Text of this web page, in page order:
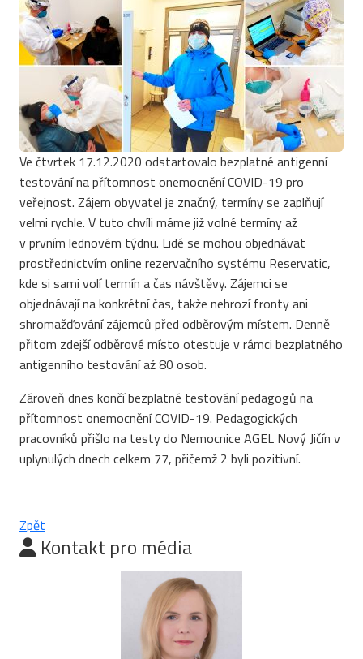
Ve čtvrtek 17.12.2020 odstartovalo bezplatné antigenní
testování na přítomnost onemocnění COVID-19 pro
veřejnost. Zájem obyvatel je značný, termíny se zaplňují
velmi rychle. V tuto chvíli máme již volné termíny až
v prvním lednovém týdnu. Lidé se mohou objednávat
prostřednictvím online rezervačního systému Reservatic,
kde si sami volí termín a čas návštěvy. Zájemci se
objednávají na konkrétní čas, takže nehrozí fronty ani
shromažďování zájemců před odběrovým místem. Denně
přitom zdejší odběrové místo otestuje v rámci bezplatného
antigenního testování až 80 osob.
Zároveň dnes končí bezplatné testování pedagogů na
přítomnost onemocnění COVID-19. Pedagogických
pracovníků přišlo na testy do Nemocnice AGEL Nový Jičín v
uplynulých dnech celkem 77, přičemž 2 byli pozitivní.
Zpět
Kontakt pro média